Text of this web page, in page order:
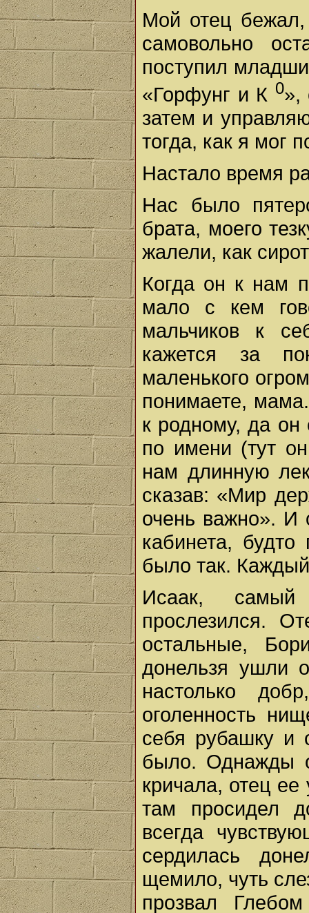
Мой отец бежал,
самовольно
поступил
«Горфунг и К 0»,
затем и
тогда, как я мог
Настало время
Нас было
брата, моего
жалели, как
Когда он к нам
мало с кем
мальчиков к
кажется за
маленького
понимаете,
к родному, да
по имени (тут
нам длинную
сказав: «Мир
очень важно». И
кабинета,
было так.
Исаак,
прослезился.
остальные,
донельзя ушли
настолько
оголенность
себя рубашку и
было. Однажды
кричала, отец
там просидел
всегда
сердилась
щемило, чуть
прозвал